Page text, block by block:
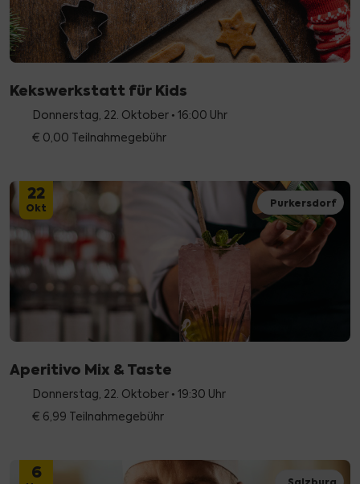
Kekswerkstatt für Kids
Donnerstag, 22. Oktober • 16:00 Uhr
€ 0,00 Teilnahmegebühr
22
Okt Purkersdorf
Aperitivo Mix & Taste
Donnerstag, 22. Oktober • 19:30 Uhr
€ 6,99 Teilnahmegebühr
6